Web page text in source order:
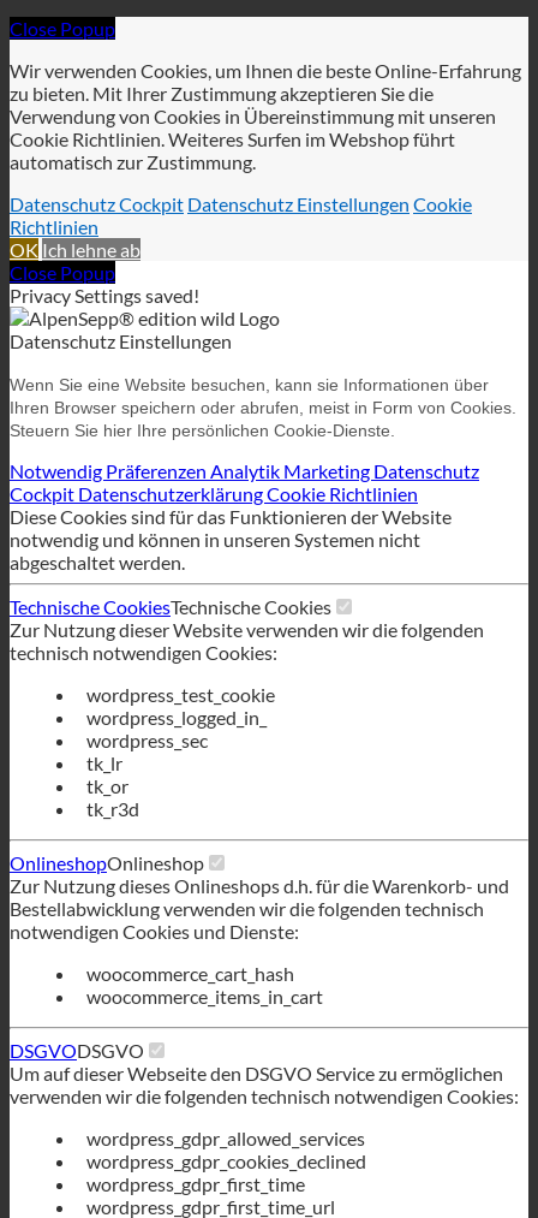
Close Popup
Wir verwenden Cookies, um Ihnen die beste Online-Erfahrung
zu bieten. Mit Ihrer Zustimmung akzeptieren Sie die
Verwendung von Cookies in Übereinstimmung mit unseren
Cookie Richtlinien. Weiteres Surfen im Webshop führt
automatisch zur Zustimmung.
Datenschutz Cockpit Datenschutz Einstellungen Cookie
Richtlinien
OK Ich lehne ab
Close Popup
Privacy Settings saved!
Datenschutz Einstellungen
Wenn Sie eine Website besuchen, kann sie Informationen über
Ihren Browser speichern oder abrufen, meist in Form von Cookies.
Steuern Sie hier Ihre persönlichen Cookie-Dienste.
Notwendig Präferenzen Analytik Marketing Datenschutz
Cockpit DatenschutzerklärungCookie Richtlinien
Diese Cookies sind für das Funktionieren der Website
notwendig und können in unseren Systemen nicht
abgeschaltet werden.
Technische CookiesTechnische Cookies
Zur Nutzung dieser Website verwenden wir die folgenden
technisch notwendigen Cookies:
wordpress_test_cookie
wordpress_logged_in_
wordpress_sec
tk_lr
tk_or
tk_r3d
OnlineshopOnlineshop
Zur Nutzung dieses Onlineshops d.h. für die Warenkorb- und
Bestellabwicklung verwenden wir die folgenden technisch
notwendigen Cookies und Dienste:
woocommerce_cart_hash
woocommerce_items_in_cart
DSGVODSGVO
Um auf dieser Webseite den DSGVO Service zu ermöglichen
verwenden wir die folgenden technisch notwendigen Cookies:
wordpress_gdpr_allowed_services
wordpress_gdpr_cookies_declined
wordpress_gdpr_first_time
wordpress_gdpr_first_time_url